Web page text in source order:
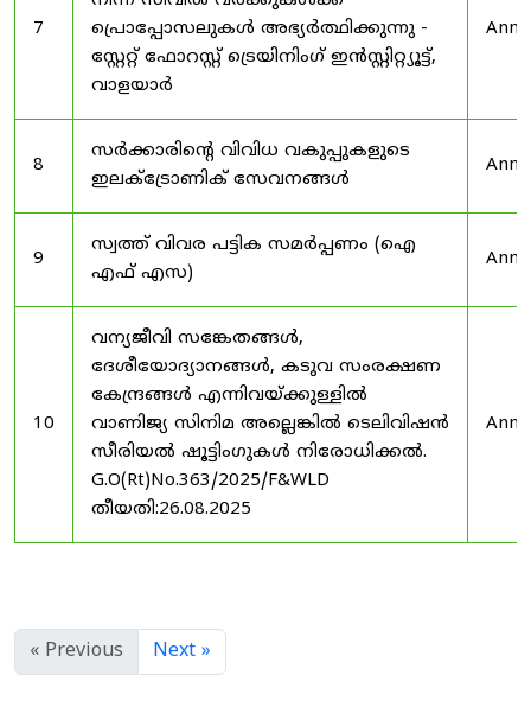
7
പ്രൊപ്പോസലുകൾ അഭ്യർത്ഥിക്കുന്നു -
സ്റ്റേറ്റ് ഫോറസ്റ്റ് ട്രെയിനിംഗ് ഇൻസ്റ്റിറ്റ്യൂട്ട്,
വാളയാർ
8
സർക്കാരിന്റെ വിവിധ വകുപ്പുകളുടെ
ഇലക്ട്രോണിക് സേവനങ്ങൾ
9
സ്വത്ത് വിവര പട്ടിക സമർപ്പണം (ഐ
എഫ് എസ)
10
വന്യജീവി സങ്കേതങ്ങൾ,
ദേശീയോദ്യാനങ്ങൾ, കടുവ സംരക്ഷണ
കേന്ദ്രങ്ങൾ എന്നിവയ്ക്കുള്ളിൽ
വാണിജ്യ സിനിമ അല്ലെങ്കിൽ ടെലിവിഷൻ
സീരിയൽ ഷൂട്ടിംഗുകൾ നിരോധിക്കൽ.
G.O(Rt)No.363/2025/F&WLD
തീയതി:26.08.2025
« Previous Next »